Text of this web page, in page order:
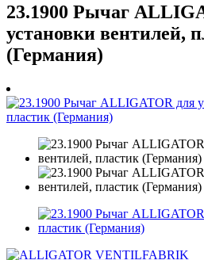
23.1900 Рычаг
установки вентилей,
(Германия)